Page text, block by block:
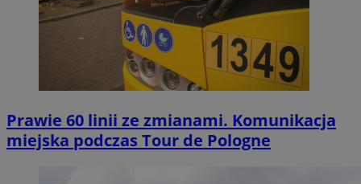
Prawie 60 linii ze zmianami. Komunikacja
miejska podczas Tour de Pologne